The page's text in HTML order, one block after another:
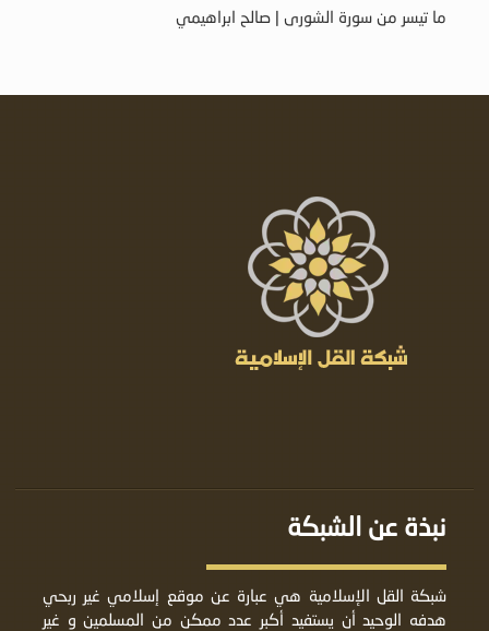
ما تيسر من سورة الشورى | صالح ابراهيمي
نبذة عن الشبكة
شبكة القل الإسلامية هي عبارة عن موقع إسلامي غير ربحي
هدفه الوحيد أن يستفيد أكبر عدد ممكن من المسلمين و غير